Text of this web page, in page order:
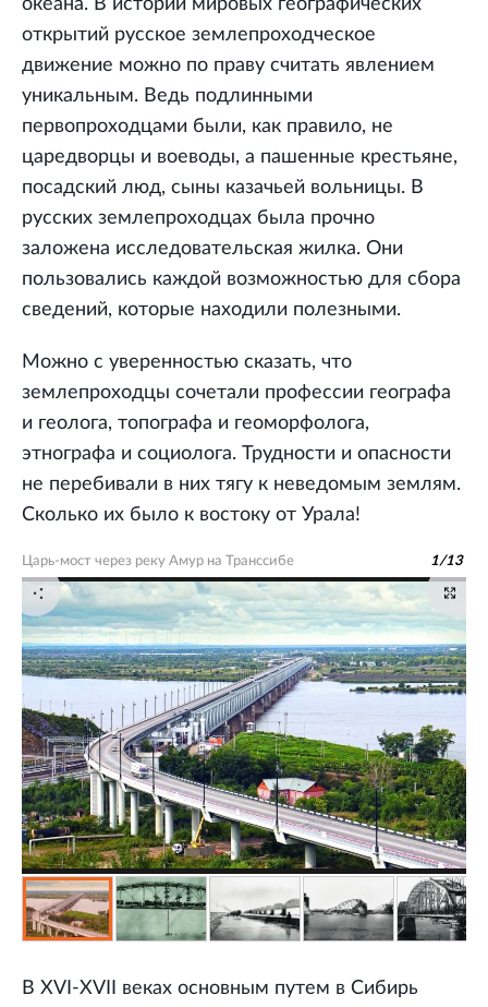
океана. В истории мировых географических
открытий русское землепроходческое
движение можно по праву считать явлением
уникальным. Ведь подлинными
первопроходцами были, как правило, не
царедворцы и воеводы, а пашенные крестьяне,
посадский люд, сыны казачьей вольницы. В
русских землепроходцах была прочно
заложена исследовательская жилка. Они
пользовались каждой возможностью для сбора
сведений, которые находили полезными.
Можно с уверенностью сказать, что
землепроходцы сочетали профессии географа
и геолога, топографа и геоморфолога,
этнографа и социолога. Трудности и опасности
не перебивали в них тягу к неведомым землям.
Сколько их было к востоку от Урала!
Царь-мост через реку Амур на Транссибе 1/13
В XVI-XVII веках основным путем в Сибирь